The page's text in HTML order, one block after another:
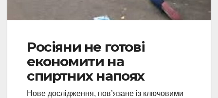
Росіяни не готові
економити на
спиртних напоях
Нове дослідження, пов’язане із ключовими